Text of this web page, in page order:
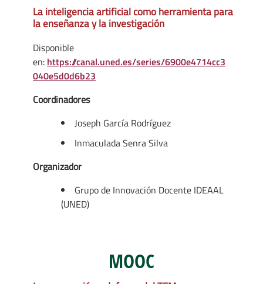
La inteligencia artificial como herramienta para
la enseñanza y la investigación
Disponible
en: https://canal.uned.es/series/6900e4714cc3
040e5d0d6b23
Coordinadores
Joseph García Rodríguez
Inmaculada Senra Silva
Organizador
Grupo de Innovación Docente IDEAAL
(UNED)
MOOC